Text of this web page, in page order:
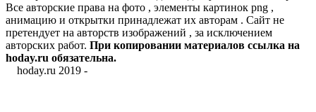
Все авторские права на фото , элементы картинок png ,
анимацию и открытки принадлежат их авторам . Сайт не
претендует на авторств изображений , за исключением
авторских работ. При копировании материалов ссылка на
hoday.ru обязательна.
hoday.ru 2019 -